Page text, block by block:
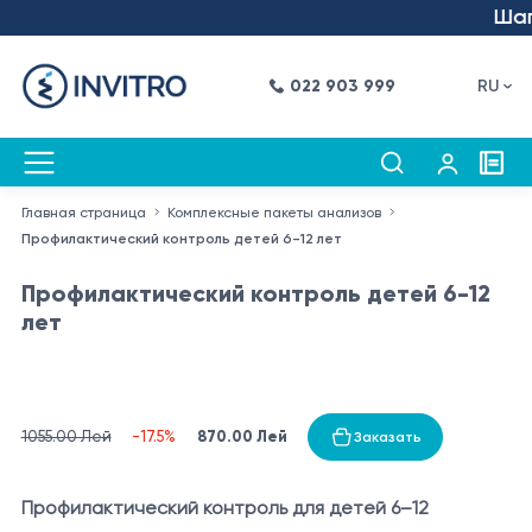
Шаг
022 903 999 RU
Главная страница
Комплексные пакеты анализов
Профилактический контроль детей 6-12 лет
Профилактический контроль детей 6-12
лет
1055.00 Лей -17.5% 870.00 Лей Заказать
Профилактический контроль для детей 6–12